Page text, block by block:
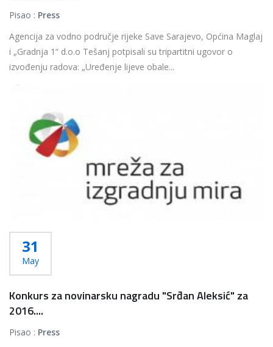
Pisao : Press
Agencija za vodno područje rijeke Save Sarajevo, Općina Maglaj
i „Gradnja 1“ d.o.o Tešanj potpisali su tripartitni ugovor o
izvođenju radova: „Uređenje lijeve obale...
Više...
31
May
Konkurs za novinarsku nagradu "Srđan Aleksić" za
2016....
Pisao : Press